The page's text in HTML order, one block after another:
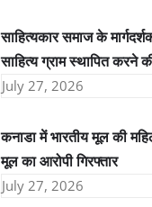
साहित्यकार समाज के
साहित्य ग्राम स्थापित करने
July 27, 2026
कनाडा में भारतीय मूल की
मूल का आरोपी गिरफ्तार
July 27, 2026